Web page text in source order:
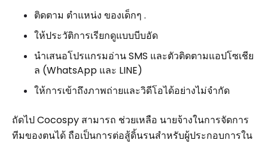
ติดตาม ตำแหน่ง ของเด็กๆ .
ให้ประวัติการเรียกดูแบบบีบอัด
นำเสนอโปรแกรมอ่าน SMS และตัวติดตามแอปโซเชีย
ล (WhatsApp และ LINE)
ให้การเข้าถึงภาพถ่ายและวิดีโอได้อย่างไม่จำกัด
ถัดไป Cocospy สามารถ ช่วยเหลือ นายจ้างในการจัดการ
ทีมของตนได้ ถือเป็นการต่อสู้ดิ้นรนสำหรับผู้ประกอบการใน